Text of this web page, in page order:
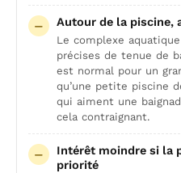
Autour de la piscine,
Le complexe
précises de tenue de
est normal pour un
qu’une petite piscine
qui aiment une
cela contraignant.
Intérêt moindre si la
priorité